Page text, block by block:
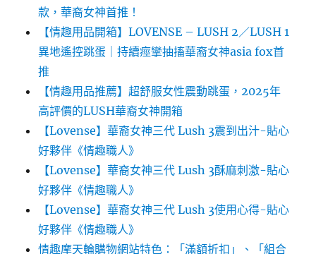
款，華裔女神首推！
【情趣用品開箱】LOVENSE – LUSH 2／LUSH 1
異地遙控跳蛋｜持續痙攣抽搐華裔女神asia fox首
推
【情趣用品推薦】超舒服女性震動跳蛋，2025年
高評價的LUSH華裔女神開箱
【Lovense】華裔女神三代 Lush 3震到出汁-貼心
好夥伴《情趣職人》
【Lovense】華裔女神三代 Lush 3酥麻刺激-貼心
好夥伴《情趣職人》
【Lovense】華裔女神三代 Lush 3使用心得-貼心
好夥伴《情趣職人》
情趣摩天輪購物網站特色：「滿額折扣」、「組合